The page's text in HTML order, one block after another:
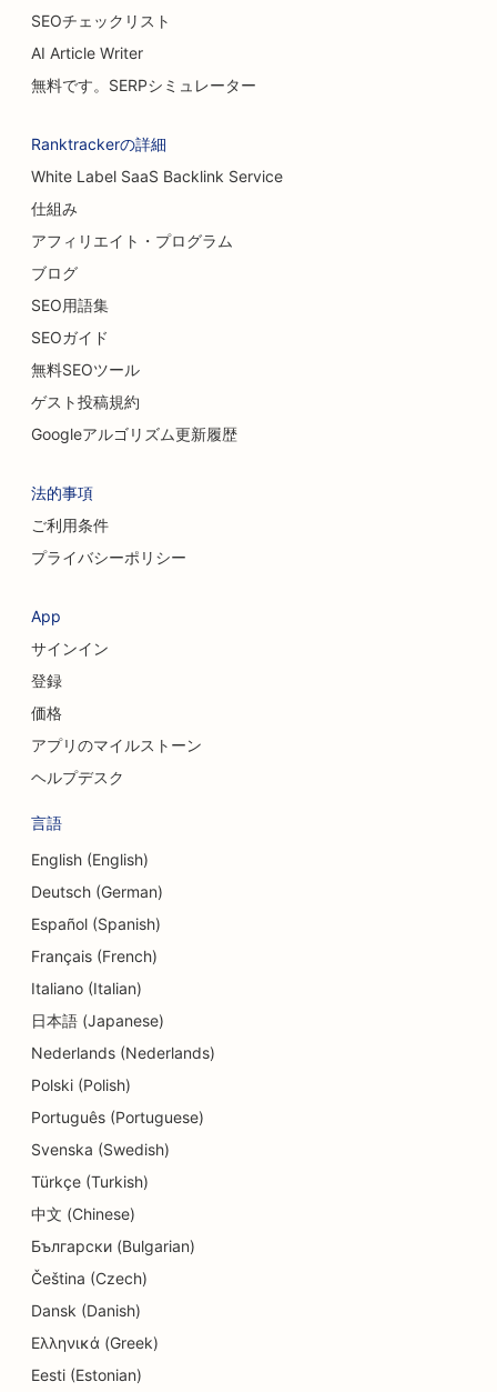
SEOチェックリスト
AI Article Writer
無料です。SERPシミュレーター
Ranktrackerの詳細
White Label SaaS Backlink Service
仕組み
アフィリエイト・プログラム
ブログ
SEO用語集
SEOガイド
無料SEOツール
ゲスト投稿規約
Googleアルゴリズム更新履歴
法的事項
ご利用条件
プライバシーポリシー
App
サインイン
登録
価格
アプリのマイルストーン
ヘルプデスク
言語
English (English)
Deutsch (German)
Español (Spanish)
Français (French)
Italiano (Italian)
日本語 (Japanese)
Nederlands (Nederlands)
Polski (Polish)
Português (Portuguese)
Svenska (Swedish)
Türkçe (Turkish)
中文 (Chinese)
Български (Bulgarian)
Čeština (Czech)
Dansk (Danish)
Ελληνικά (Greek)
Eesti (Estonian)